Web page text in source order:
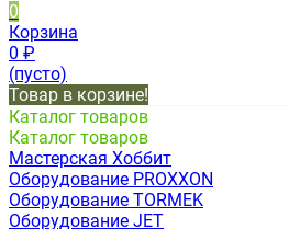
0
Корзина
0 ₽
(пусто)
Товар в корзине!
Каталог товаров
Каталог товаров
Мастерская Хоббит
Оборудование PROXXON
Оборудование TORMEK
Оборудование JET